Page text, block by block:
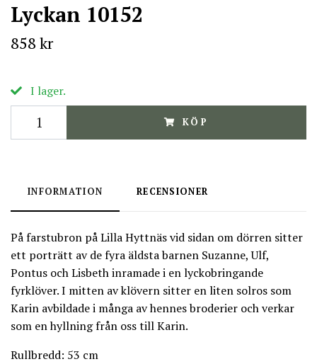
Lyckan 10152
858 kr
I lager.
KÖP
INFORMATION RECENSIONER
På farstubron på Lilla Hyttnäs vid sidan om dörren sitter
ett porträtt av de fyra äldsta barnen Suzanne, Ulf,
Pontus och Lisbeth inramade i en lyckobringande
fyrklöver. I mitten av klövern sitter en liten solros som
Karin avbildade i många av hennes broderier och verkar
som en hyllning från oss till Karin.
Rullbredd: 53 cm